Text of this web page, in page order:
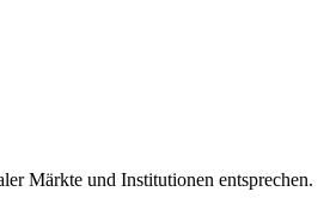
Märkte und Institutionen entsprechen.